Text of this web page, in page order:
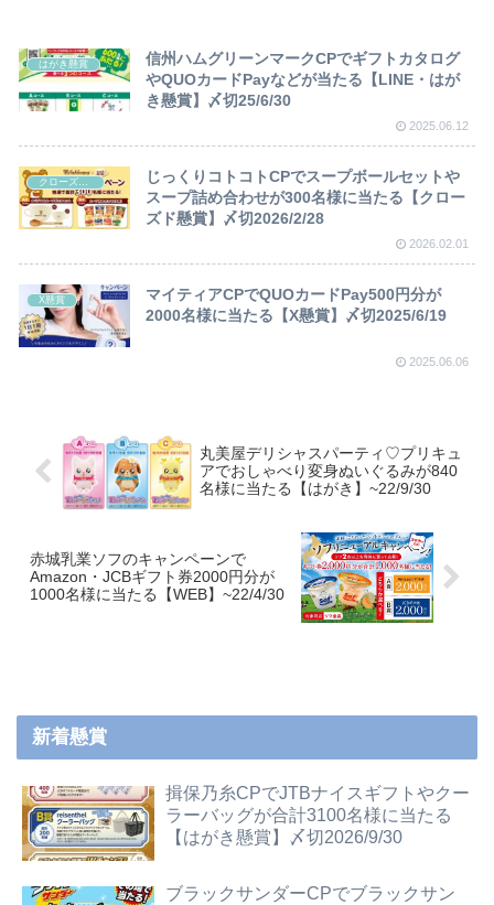
はがき懸賞
信州ハムグリーンマークCPでギフトカタログ
やQUOカードPayなどが当たる【LINE・はが
き懸賞】〆切25/6/30
2025.06.12
じっくりコトコトCPでスープボールセットや
スープ詰め合わせが300名様に当たる【クロー
ズド懸賞】〆切2026/2/28
2026.02.01
X懸賞
マイティアCPでQUOカードPay500円分が
2000名様に当たる【X懸賞】〆切2025/6/19
2025.06.06
丸美屋デリシャスパーティ♡プリキュ
アでおしゃべり変身ぬいぐるみが840
名様に当たる【はがき】~22/9/30
赤城乳業ソフのキャンペーンで
Amazon・JCBギフト券2000円分が
1000名様に当たる【WEB】~22/4/30
新着懸賞
揖保乃糸CPでJTBナイスギフトやクー
ラーバッグが合計3100名様に当たる
【はがき懸賞】〆切2026/9/30
ブラックサンダーCPでブラックサン